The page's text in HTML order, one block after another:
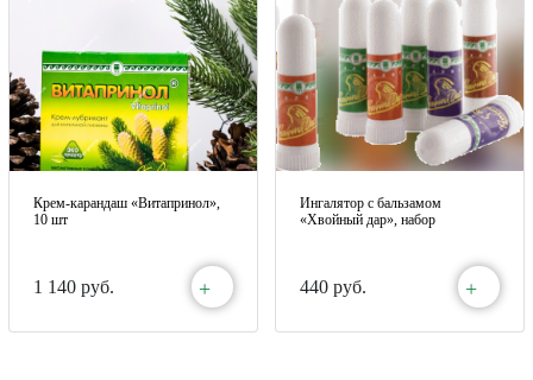
Крем-карандаш «Витапринол»,
10 шт
1 140 руб. +
Ингалятор с бальзамом
«Хвойный дар», набор
440 руб. +